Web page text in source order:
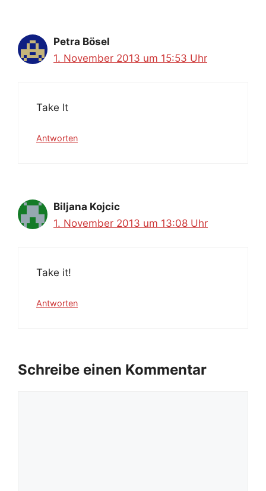
Petra Bösel
1. November 2013 um 15:53 Uhr
Take It
Antworten
Biljana Kojcic
1. November 2013 um 13:08 Uhr
Take it!
Antworten
Schreibe einen Kommentar